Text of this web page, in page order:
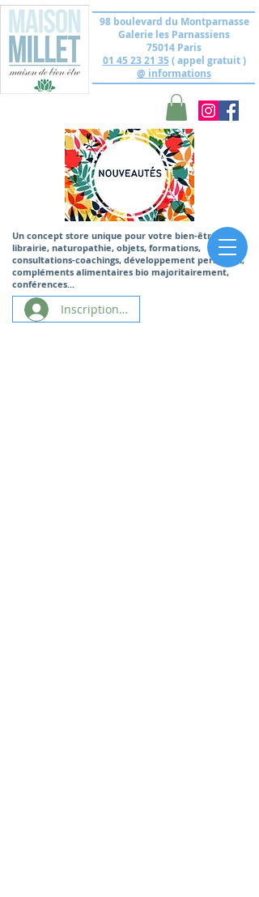
98 boulevard du Montparnasse
Galerie les Parnassiens
75014 Paris
01 45 23 21 35( appel gratuit )
@ informations
Un concept store unique pour votre bien-être,
librairie, naturopathie, objets, formations,
consultations-coachings, développement personnel,
compléments alimentaires bio majoritairement,
conférences...
Inscription/Connexion